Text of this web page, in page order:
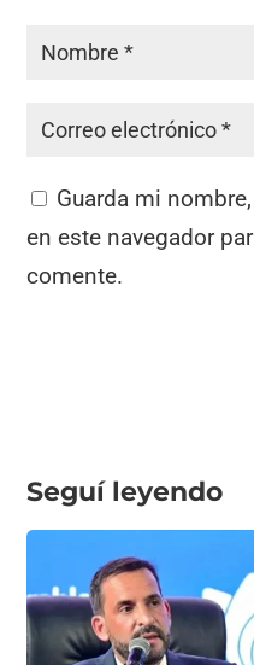
Guarda mi
en este navegador
comente.
Seguí leyendo